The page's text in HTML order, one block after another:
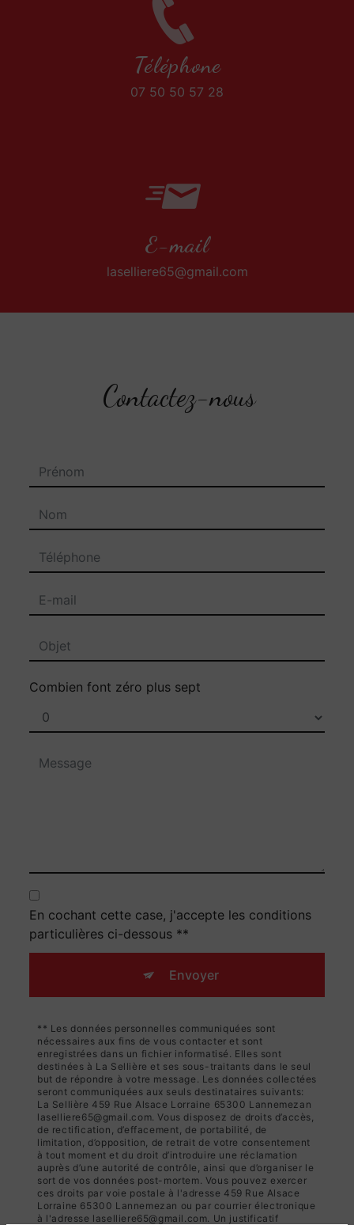
Téléphone
07 50 50 57 28
E-mail
laselliere65@gmail.com
Contactez-nous
Combien font zéro plus sept
En cochant cette case, j'accepte les conditions
particulières ci-dessous **
Envoyer
** Les données personnelles communiquées sont
nécessaires aux fins de vous contacter et sont
enregistrées dans un fichier informatisé. Elles sont
destinées à La Sellière et ses sous-traitants dans le seul
but de répondre à votre message. Les données collectées
seront communiquées aux seuls destinataires suivants:
La Sellière 459 Rue Alsace Lorraine 65300 Lannemezan
laselliere65@gmail.com. Vous disposez de droits d’accès,
de rectification, d’effacement, de portabilité, de
limitation, d’opposition, de retrait de votre consentement
à tout moment et du droit d’introduire une réclamation
auprès d’une autorité de contrôle, ainsi que d’organiser le
sort de vos données post-mortem. Vous pouvez exercer
ces droits par voie postale à l'adresse 459 Rue Alsace
Lorraine 65300 Lannemezan ou par courrier électronique
à l'adresse laselliere65@gmail.com. Un justificatif